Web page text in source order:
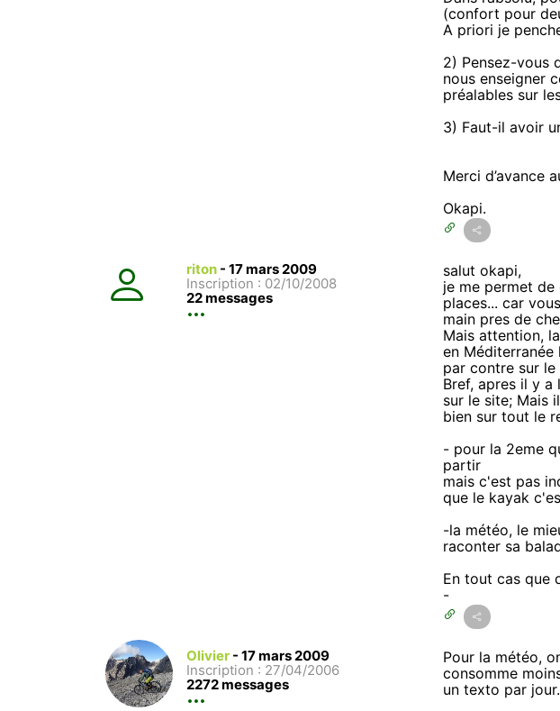
(confort pour
A priori je
2) Pensez-vous
nous enseigner
préalables sur
3) Faut-il avoir
Merci d’avance
Okapi.
riton - 17 mars 2009
Inscription : 02/10/2008
22 messages
salut okapi,
je me permet
places... car
main pres de
Mais attention,
en
par contre sur
Bref, apres il y
sur le site; Mais
bien sur tout le
- pour la 2eme
partir
mais c'est pas
que le kayak
-la météo, le
raconter sa
En tout cas que
-
Olivier - 17 mars 2009
Inscription : 27/04/2006
2272 messages
Pour la météo,
consomme
un texto par jour.